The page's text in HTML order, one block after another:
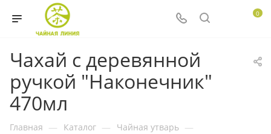
0
Чахай с деревянной
ручкой "Наконечник"
470мл
Главная — Каталог — Чайная утварь —